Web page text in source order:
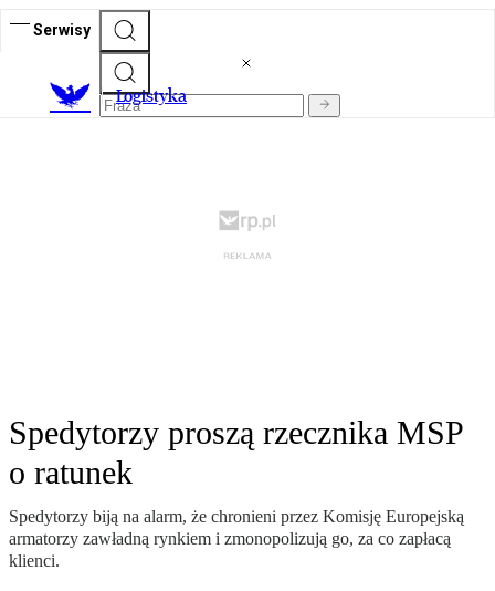
Serwisy
Logistyka
Spedytorzy proszą rzecznika MSP
o ratunek
Spedytorzy biją na alarm, że chronieni przez Komisję Europejską
armatorzy zawładną rynkiem i zmonopolizują go, za co zapłacą
klienci.